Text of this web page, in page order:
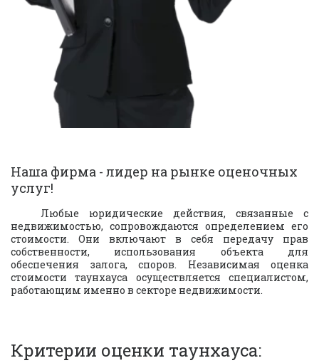
Наша фирма - лидер на рынке оценочных
услуг!
Любые юридические действия, связанные с
недвижимостью, сопровождаются определением его
стоимости. Они включают в себя передачу прав
собственности, использования объекта для
обеспечения залога, споров. Независимая оценка
стоимости таунхауса осуществляется специалистом,
работающим именно в секторе недвижимости.
Критерии оценки таунхауса: